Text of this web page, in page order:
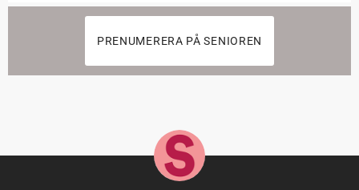
PRENUMERERA PÅ SENIOREN